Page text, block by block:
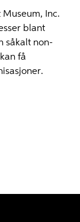
Inc.
blant
såkalt non-
få